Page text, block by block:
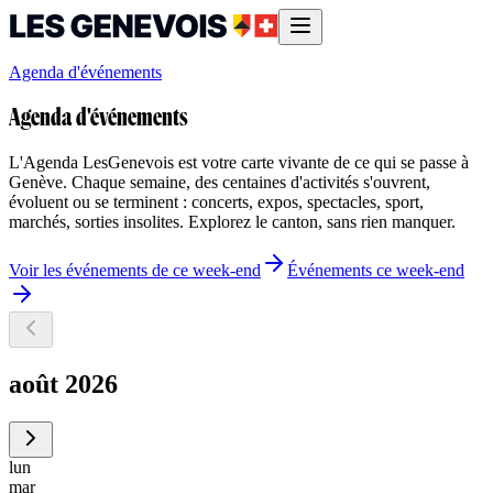
Agenda d'événements
Agenda d'événements
L'Agenda LesGenevois est votre carte vivante de ce qui se passe à
Genève. Chaque semaine, des centaines d'activités s'ouvrent,
évoluent ou se terminent : concerts, expos, spectacles, sport,
marchés, sorties insolites. Explorez le canton, sans rien manquer.
Voir les événements de ce week-end Événements ce week-end
août 2026
lun
mar